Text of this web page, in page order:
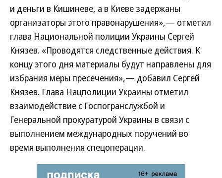
и деньги в Кишиневе, а в Киеве задержаны
организаторы этого правонарушения»,— отметил
глава Национальной полиции Украины Сергей
Князев. «Проводятся следственные действия. К
концу этого дня материалы будут направлены для
избрания меры пресечения»,— добавил Сергей
Князев. Глава Нацполиции Украины отметил
взаимодействие с Госпогранслужбой и
Генеральной прокуратурой Украины в связи с
выполнением международных поручений во
время выполнения спецоперации.